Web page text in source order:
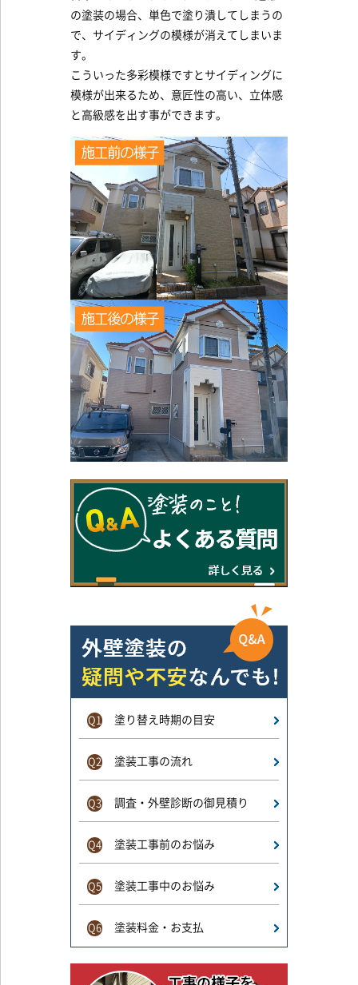
の塗装の場合、単色で塗り潰してしまうの
で、サイディングの模様が消えてしまいま
す。
こういった多彩模様ですとサイディングに
模様が出来るため、意匠性の高い、立体感
と高級感を出す事ができます。
Q1 塗り替え時期の目安
Q2 塗装工事の流れ
Q3 調査・外壁診断の御見積り
Q4 塗装工事前のお悩み
Q5 塗装工事中のお悩み
Q6 塗装料金・お支払